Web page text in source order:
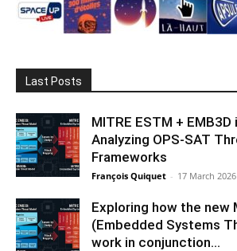
Last Posts
MITRE ESTM +
Analyzing OPS-SAT
Frameworks
François Quiquet - 17 March 2026
Exploring how the new
(Embedded Systems
work in conjunction...